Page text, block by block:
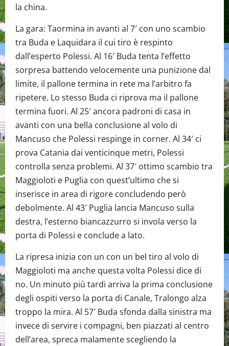
la china.
La gara: Taormina in avanti al 7′ con uno scambio
tra Buda e Laquidara il cui tiro è respinto
dall’esperto Polessi. Al 16′ Buda tenta l’effetto
sorpresa battendo velocemente una punizione dal
limite, il pallone termina in rete ma l’arbitro fa
ripetere. Lo stesso Buda ci riprova ma il pallone
termina fuori. Al 25′ ancora padroni di casa in
avanti con una bella conclusione al volo di
Mancuso che Polessi respinge in corner. Al 34′ ci
prova Catania dai venticinque metri, Polessi
controlla senza problemi. Al 37′ ottimo scambio tra
Maggioloti e Puglia con quest’ultimo che si
inserisce in area di rigore concludendo però
debolmente. Al 43′ Puglia lancia Mancuso sulla
destra, l’esterno biancazzurro si invola verso la
porta di Polessi e conclude a lato.
La ripresa inizia con un con un bel tiro al volo di
Maggioloti ma anche questa volta Polessi dice di
no. Un minuto più tardi arriva la prima conclusione
degli ospiti verso la porta di Canale, Tralongo alza
troppo la mira. Al 57′ Buda sfonda dalla sinistra ma
invece di servire i compagni, ben piazzati al centro
dell’area, spreca malamente scegliendo la